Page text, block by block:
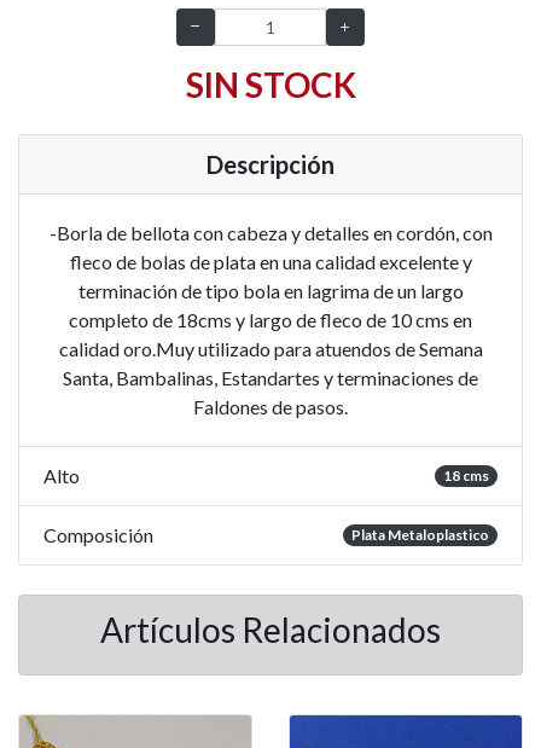
SIN STOCK
Descripción
-Borla de bellota con cabeza y detalles en cordón, con
fleco de bolas de plata en una calidad excelente y
terminación de tipo bola en lagrima de un largo
completo de 18cms y largo de fleco de 10 cms en
calidad oro.Muy utilizado para atuendos de Semana
Santa, Bambalinas, Estandartes y terminaciones de
Faldones de pasos.
Alto 18 cms
Composición Plata Metaloplastico
Artículos Relacionados